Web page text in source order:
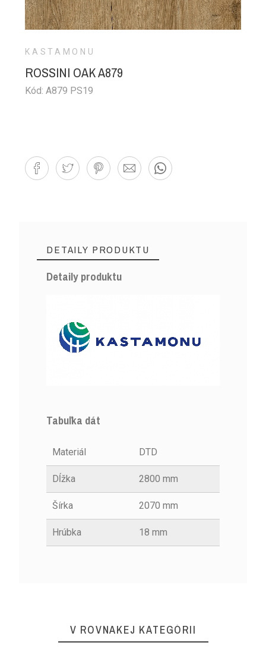
KASTAMONU
ROSSINI OAK A879
Kód: A879 PS19
DETAILY PRODUKTU
Detaily produktu
Tabuľka dát
Materiál DTD
Dĺžka 2800 mm
Šírka 2070 mm
Hrúbka 18 mm
V ROVNAKEJ KATEGÓRII